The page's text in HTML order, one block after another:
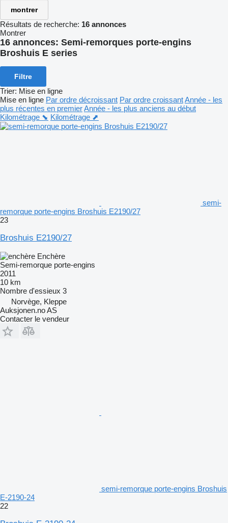
montrer
Résultats de recherche: 16 annonces
Montrer
16 annonces: Semi-remorques porte-engins
Broshuis E series
Filtre
Trier: Mise en ligne
Mise en ligne Par ordre décroissant Par ordre croissantAnnée - les
plus récentes en premierAnnée - les plus anciens au début
Kilométrage ⬊ Kilométrage ⬈
semi-
remorque porte-engins Broshuis E2190/27
23
Broshuis E2190/27
Enchère
Semi-remorque porte-engins
2011
10 km
Nombre d'essieux 3
Norvège, Kleppe
Auksjonen.no AS
Contacter le vendeur
semi-remorque porte-engins Broshuis
E-2190-24
22